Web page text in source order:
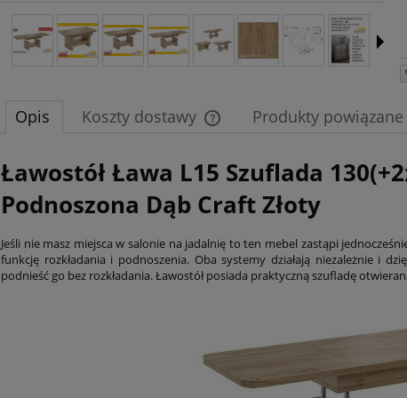
Opis Koszty dostawy
Cena nie zawiera ewentualnych
płatności
Produkty powiązane
Ławostół Ława L15 Szuflada
Podnoszona Dąb Craft Złoty
Jeśli nie masz miejsca w salonie na jadalnię to ten mebel zastąpi
funkcję rozkładania i podnoszenia. Oba systemy działają niezależnie i
podnieść go bez rozkładania. Ławostół posiada praktyczną szufladę